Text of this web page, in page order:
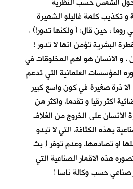
و تكذيب كلمة غاليلو الشهيرة
روما ، حين قال: ( ولكنها تدور!) .
البشرية تؤمن انها لا تدور !
و الانسان هو اهم المخلوقات في
المؤسسات العلمانية التي تدعم
ذرة صغيرة في كون واسع كبير
اكثر رقيا و تقدما. واكثر من
على الخروج من الغلاف
بهذه الكثافة، التي لا تبدو
او تصادمها. وعدم توفر ( بث
هذه الاقمار الصناعية التي
صناعي حسب وكالة ناسا !